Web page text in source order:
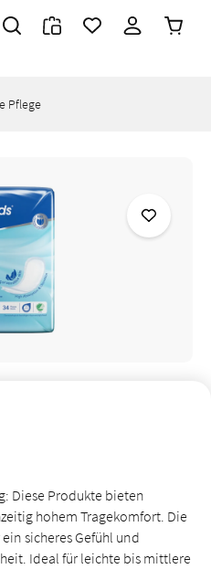
Pflege
Diese Produkte bieten
hohem Tragekomfort. Die
sicheres Gefühl und
Ideal für leichte bis mittlere